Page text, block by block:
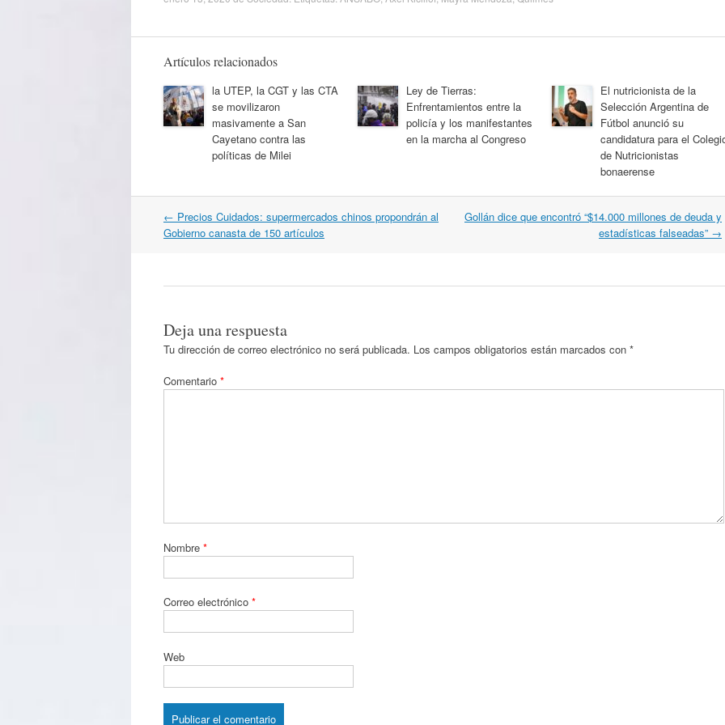
Artículos relacionados
la UTEP, la CGT y las CTA
se movilizaron
masivamente a San
Cayetano contra las
políticas de Milei
Ley de Tierras:
Enfrentamientos entre la
policía y los manifestantes
en la marcha al Congreso
El nutricionista de la
Selección Argentina de
Fútbol anunció su
candidatura para el
de Nutricionistas
bonaerense
Navegación
por
← Precios Cuidados: supermercados chinos propondrán al
Gobierno canasta de 150 artículos
Gollán dice que encontró “$14.000 millones de deuda y
estadísticas falseadas” →
Deja una respuesta
Tu dirección de correo electrónico no será publicada. Los campos obligatorios están marcados con *
Comentario *
Nombre *
Correo electrónico *
Web